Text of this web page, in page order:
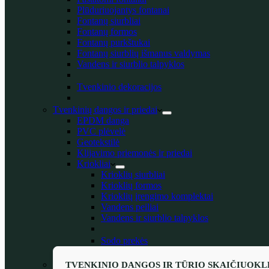
Plūduriuojantys fontanai
Fontanų siurbliai
Fontanų formos
Fontanų purkštukai
Fontanų siurblių išmanus valdymas
Vandens ir siurblio talpyklos
Tvenkinio dekoracijos
Tvenkinių dangos ir priedai
EPDM danga
PVC plėvelė
Geotekstilė
Klijavimo priemonės ir priedai
Kriokliai
Krioklių siurbliai
Krioklių formos
Krioklių įrengimo komplektai
Vandens peiliai
Vandens ir siurblio talpyklos
Sodo prekės
TVENKINIO DANGOS IR TŪRIO